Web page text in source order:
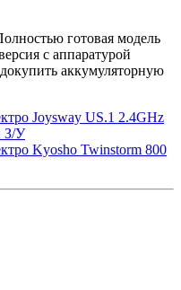
готовая модель
с аппаратурой
аккумуляторную
Joysway US.1 2.4GHz
З/У
Kyosho Twinstorm 800